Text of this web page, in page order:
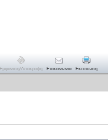
Εμφάνιση/απόκρυψη Επικοινωνία Εκτύπωση